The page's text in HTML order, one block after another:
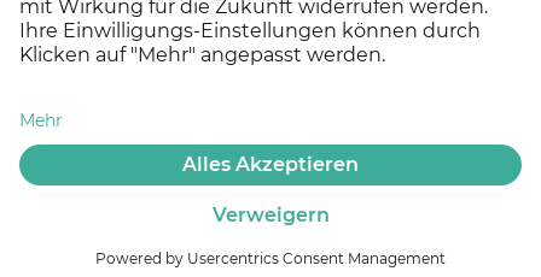
© 2026 MEDICLIN AG, Offenburg - Ein Unternehmen der
Asklepios Gruppe
Datenschutz
Kontakt Experten finden Offene Stellen Social Media